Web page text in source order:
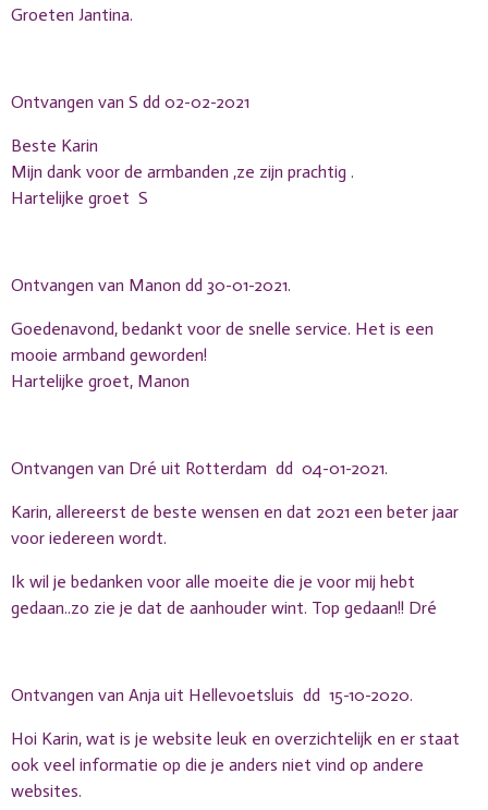
Groeten Jantina.
Ontvangen van S dd 02-02-2021
Beste Karin
Mijn dank voor de armbanden ,ze zijn prachtig .
Hartelijke groet S
Ontvangen van Manon dd 30-01-2021.
Goedenavond, bedankt voor de snelle service. Het is een
mooie armband geworden!
Hartelijke groet, Manon
Ontvangen van Dré uit Rotterdam dd 04-01-2021.
Karin, allereerst de beste wensen en dat 2021 een beter jaar
voor iedereen wordt.
Ik wil je bedanken voor alle moeite die je voor mij hebt
gedaan..zo zie je dat de aanhouder wint. Top gedaan!! Dré
Ontvangen van Anja uit Hellevoetsluis dd 15-10-2020.
Hoi Karin, wat is je website leuk en overzichtelijk en er staat
ook veel informatie op die je anders niet vind op andere
websites.